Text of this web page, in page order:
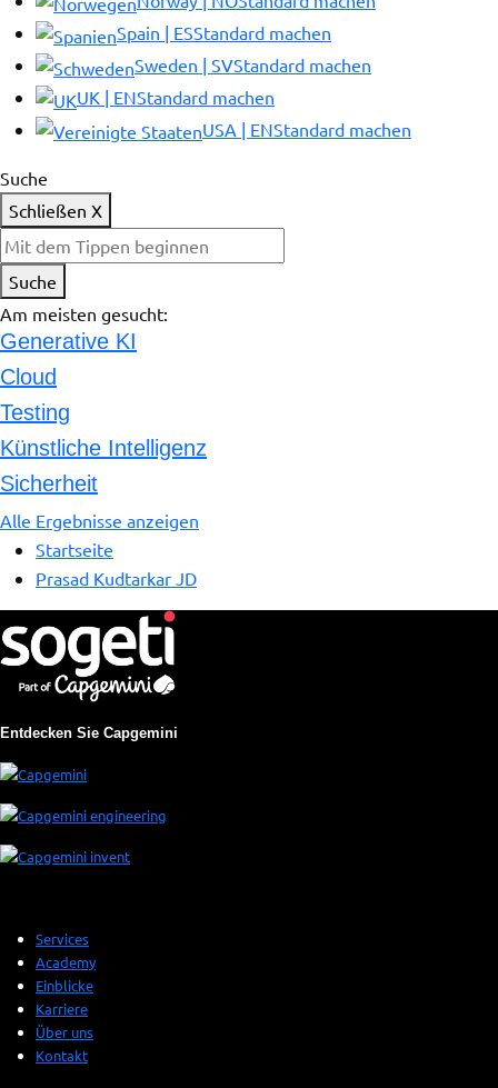
Spain | ESStandard machen
Sweden | SVStandard machen
UK | ENStandard machen
USA | ENStandard machen
Suche
Schließen X
Beginnen Sie mit der Eingabe von Schlüsselwörtern, um die
Suche
Am meisten gesucht:
Generative KI
Cloud
Testing
Künstliche Intelligenz
Sicherheit
Alle Ergebnisse anzeigen
Startseite
Prasad Kudtarkar JD
Entdecken Sie Capgemini
Services
Academy
Einblicke
Karriere
Über uns
Kontakt